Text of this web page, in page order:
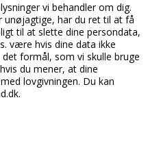
vi behandler om dig.
unøjagtige, har du ret til at få
til at slette dine persondata,
være hvis dine data ikke
formål, som vi skulle bruge
du mener, at dine
lovgivningen. Du kan